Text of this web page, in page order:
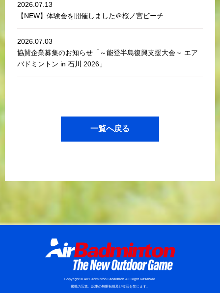
2026.07.13
【NEW】体験会を開催しました＠桜ノ宮ビーチ
2026.07.03
協賛企業募集のお知らせ「～能登半島復興支援大会～ エア
バドミントン in 石川 2026」
一覧へ戻る
Copyright © Air Badminton Federation All Right Reserved.
掲載の写真、記事の無断転載及び複写を禁じます。